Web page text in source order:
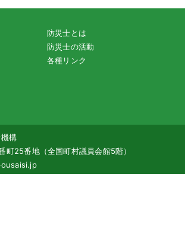
防災士とは
防災士の活動
各種リンク
構
25番地（全国町村議員会館5階）